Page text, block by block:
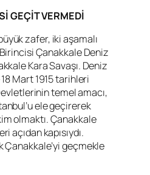
GEÇİT VERMEDİ
zafer, iki aşamalı
Çanakkale Deniz
Kara Savaşı. Deniz
18 Mart 1915 tarihleri
temel amacı,
ele geçirerek
olmaktı. Çanakkale
açıdan kapısıydı.
Çanakkale’yi geçmekle